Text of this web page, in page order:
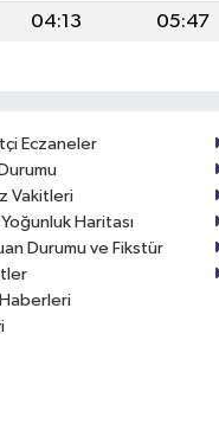
04:13 05:47
Eczaneler
Vakitleri
Haritası
Durumu ve Fikstür